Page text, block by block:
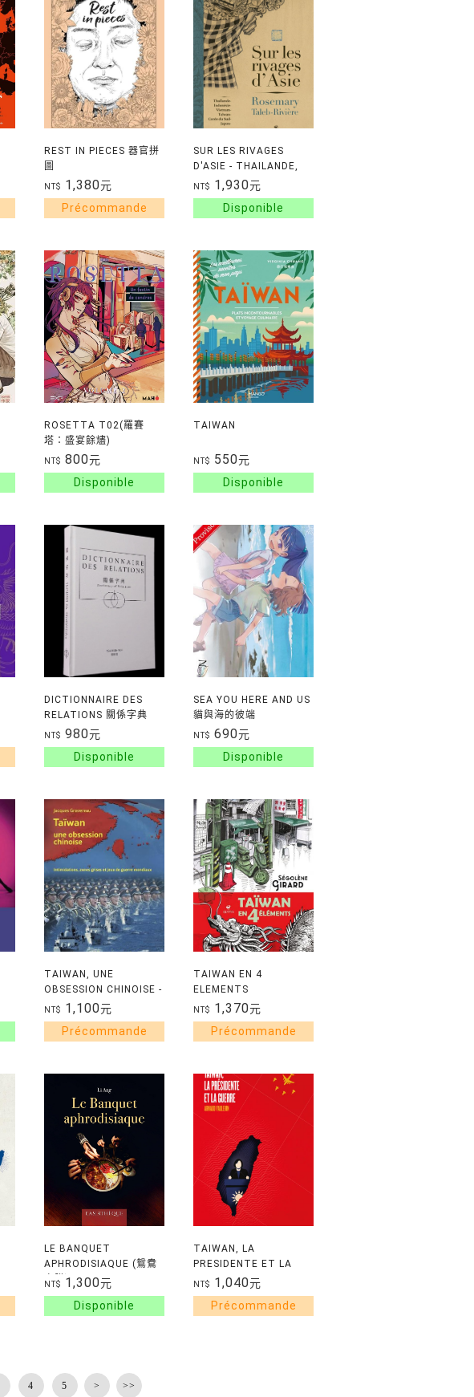
REST IN PIECES 器官拼
圖
NT$ 1,380元
SUR LES RIVAGES
D'ASIE - THAILANDE,
INDONESIE, TAIWAN,
VIETN
NT$ 1,930元
ROSETTA T02(羅賽
塔：盛宴餘燼)
NT$ 800元
TAIWAN
NT$ 550元
DICTIONNAIRE DES
RELATIONS 關係字典
DICTIONARY OF
RELATIONS
NT$ 980元
SEA YOU HERE AND US
貓與海的彼端
NT$ 690元
TAIWAN, UNE
OBSESSION CHINOISE -
INTIMIDATIONS,
ZONES GRISES ET
JEUX DE GUERRE
NT$ 1,100元
TAIWAN EN 4
ELEMENTS
NT$ 1,370元
LE BANQUET
APHRODISIAQUE (鴛鴦
春膳)
NT$ 1,300元
TAIWAN, LA
PRESIDENTE ET LA
GUERRE
NT$ 1,040元
4 5 > >>